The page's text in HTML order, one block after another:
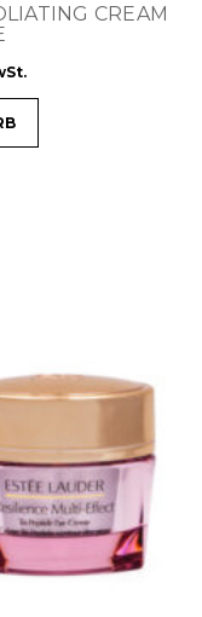
CREAM